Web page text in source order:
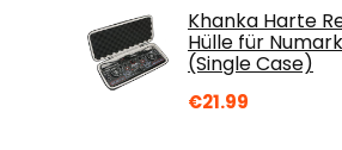
Khanka Harte
Hülle für
(Single Case)
€21.99